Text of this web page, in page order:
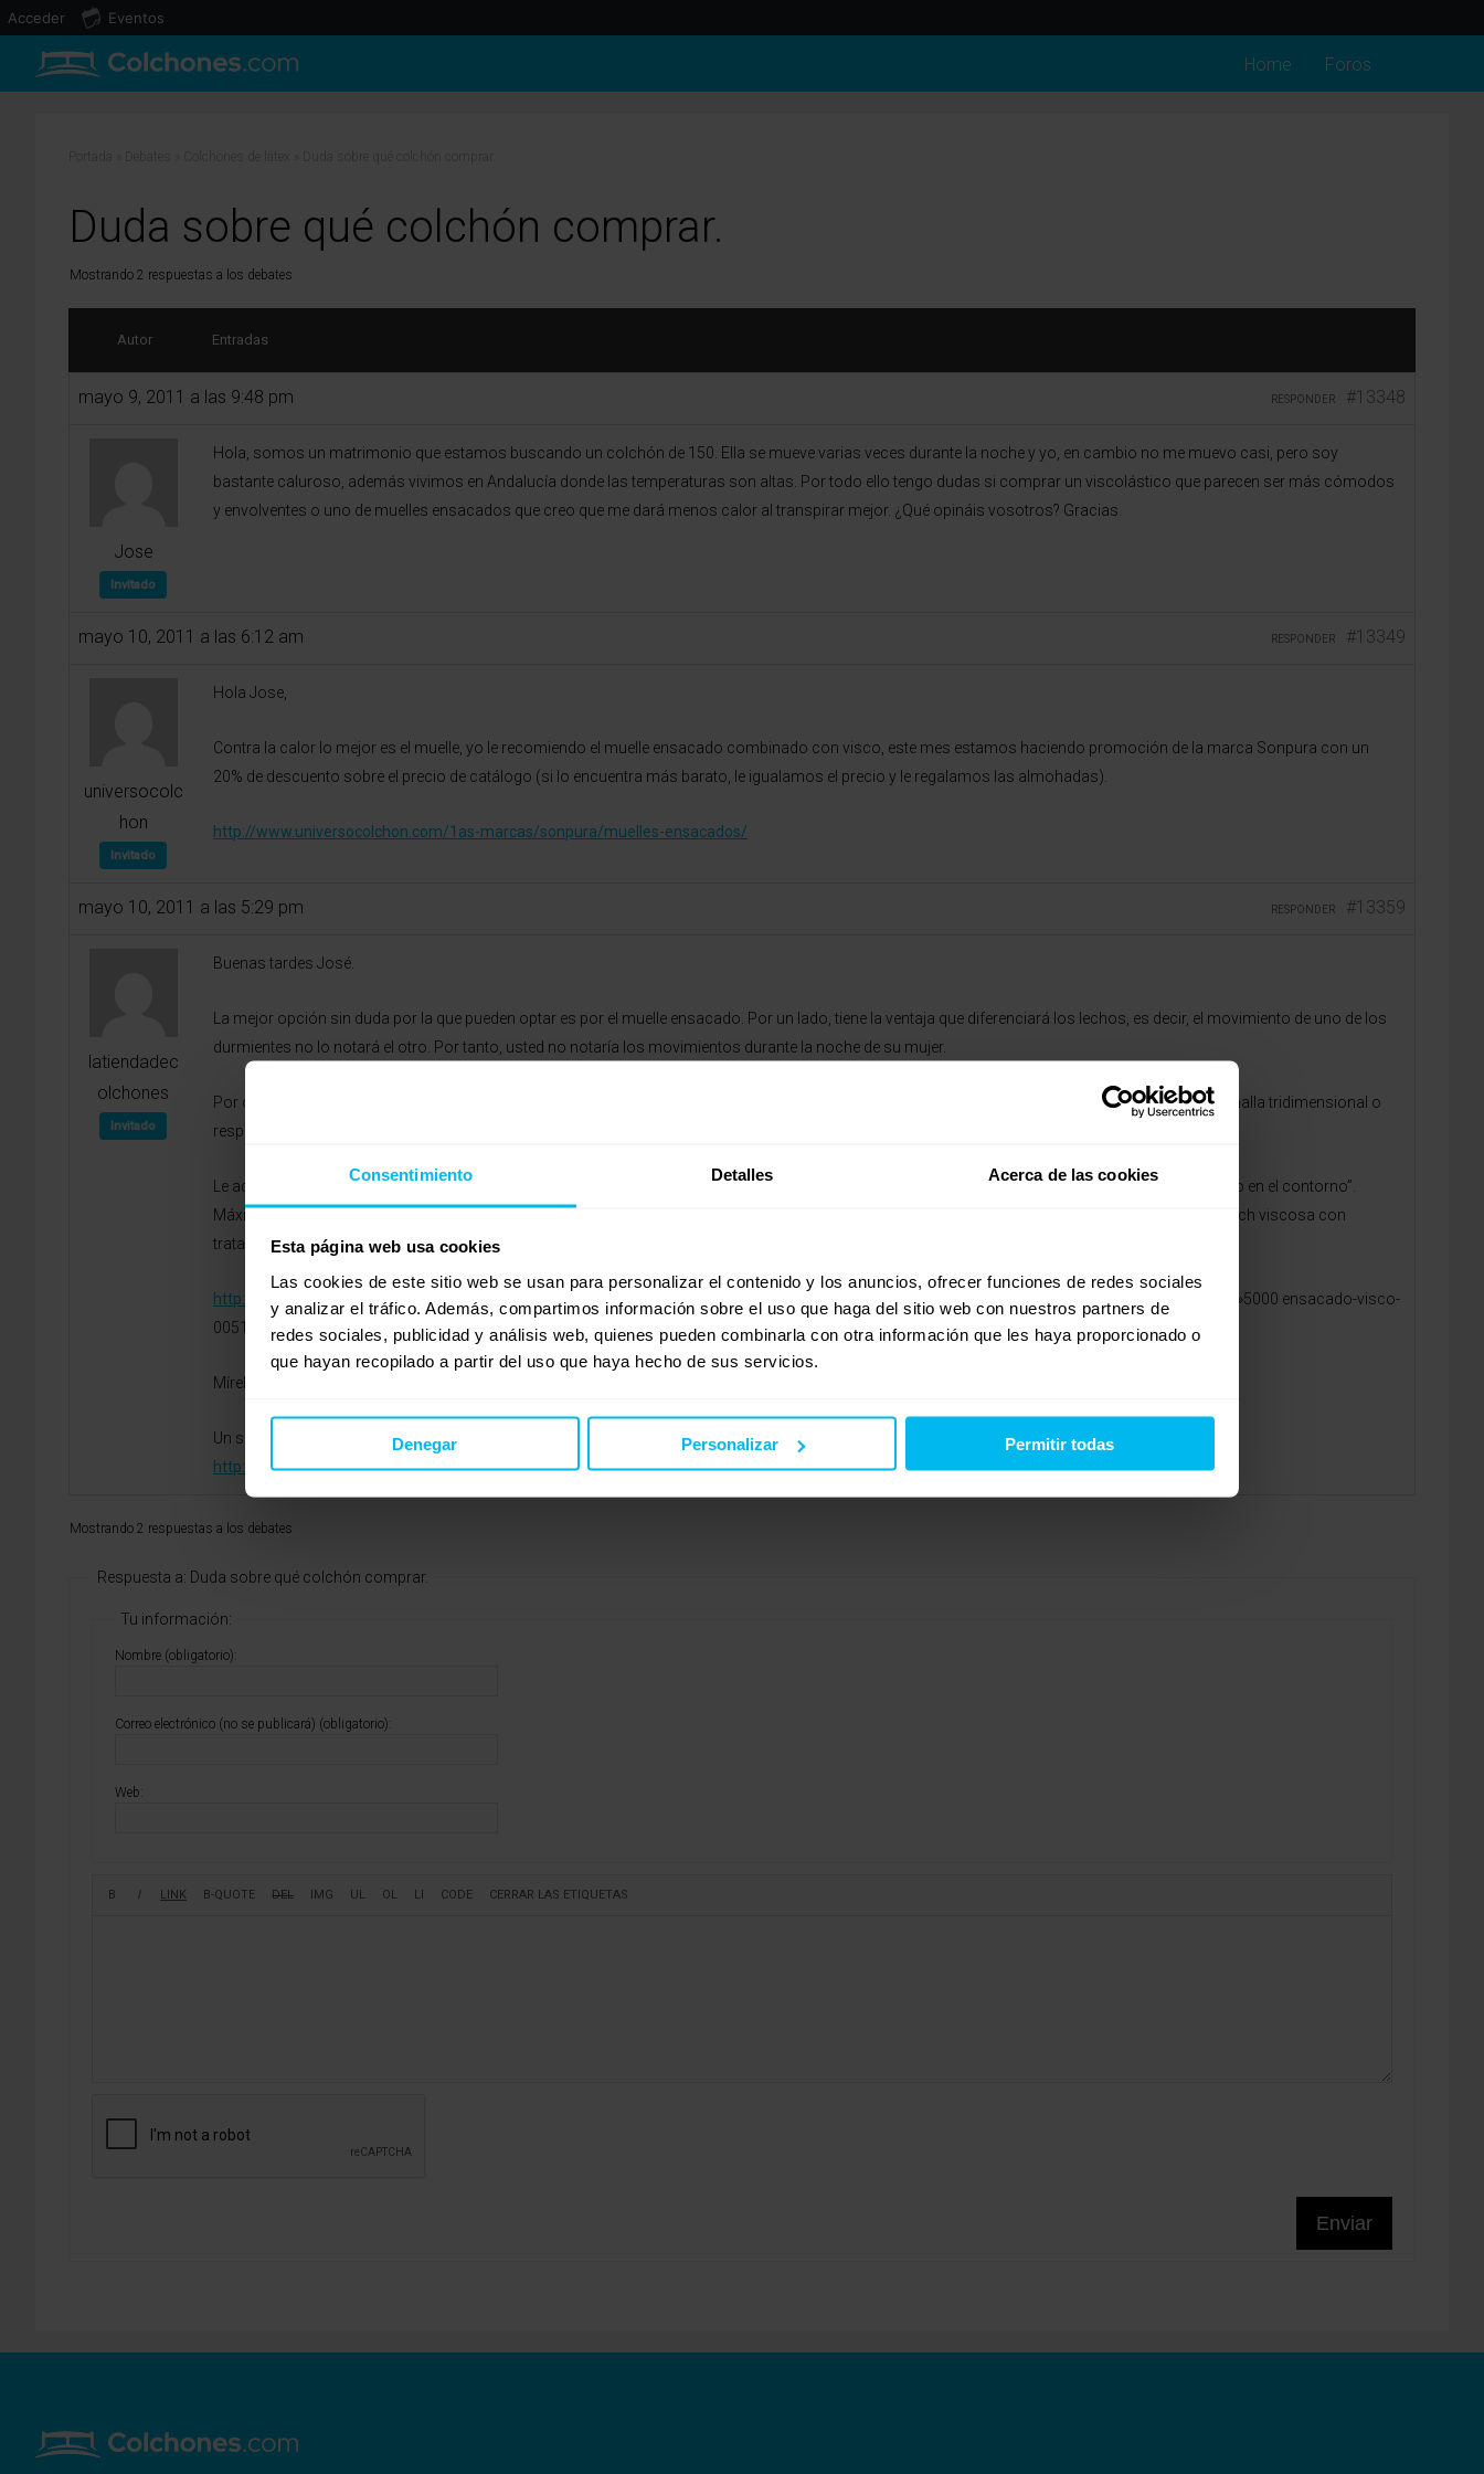
Consentimiento Detalles Acerca de las cookies
Esta página web usa cookies
Las cookies de este sitio web se usan para personalizar el contenido y los anuncios, ofrecer funciones de redes sociales
y analizar el tráfico. Además, compartimos información sobre el uso que haga del sitio web con nuestros partners de
redes sociales, publicidad y análisis web, quienes pueden combinarla con otra información que les haya proporcionado o
que hayan recopilado a partir del uso que haya hecho de sus servicios.
Denegar Personalizar Permitir todas
Home Foros
Duda sobre qué colchón comprar.
Mostrando 2 respuestas a los debates
Autor Entradas
mayo 9, 2011 a las 9:48 pm #13348
RESPONDER
Jose
Invitado
Hola, somos un matrimonio que estamos buscando un colchón de 150. Ella se mueve varias veces durante la noche y yo, en cambio no me muevo casi, pero soy
bastante caluroso, además vivimos en Andalucía donde las temperaturas son altas. Por todo ello tengo dudas si comprar un viscolástico que parecen ser más cómodos
y envolventes o uno de muelles ensacados que creo que me dará menos calor al transpirar mejor. ¿Qué opináis vosotros? Gracias.
mayo 10, 2011 a las 6:12 am #13349
RESPONDER
universocolc
hon
Invitado
Hola Jose,
Contra la calor lo mejor es el muelle, yo le recomiendo el muelle ensacado combinado con visco, este mes estamos haciendo promoción de la marca Sonpura con un
20% de descuento sobre el precio de catálogo (si lo encuentra más barato, le igualamos el precio y le regalamos las almohadas).
http://www.universocolchon.com/1as-marcas/sonpura/muelles-ensacados/
mayo 10, 2011 a las 5:29 pm #13359
RESPONDER
latiendadec
olchones
Invitado
Buenas tardes José.
La mejor opción sin duda por la que pueden optar es por el muelle ensacado. Por un lado, tiene la ventaja que diferenciará los lechos, es decir, el movimiento de uno de los
durmientes no lo notará el otro. Por tanto, usted no notaría los movimientos durante la noche de su mujer.
Por otro lado, el colchón de muelles al estar hueco interiormente, permite que el aire circule libremente por el interior del colchón y se expulse por la malla tridimensional o
respiraderos que incorporan estos colchones en su interior, facilitando que el colchón en ningún momento pueda llegar a dar calor.
Le adjunto el enlace del colchón modelo 5000 Ensacado Visco, un colchón de 27 cm. de altura, núcleo de muelles ensacados “con varilla de refuerzo en el contorno”.
Máxima durabilidad y confort total en un núcleo de muelles. Incorpora en el acolchado Tapa-Tapa, 20 mm. de material viscoelástico en un tejido Strech viscosa con
tratamientos y certificados Oko-Tex.
http://www.latiendadecolchones.com/epages/ea6409.sf/es_ES/?ObjectPath=/Shops/ea6409/Products/»5000
ENSACADO-VISCO»/SubProducts/»5000 ensacado-visco-
0051″
Mírelo y si tiene cualquier tipo de duda o consulta, puede hacérnosla llegar por mail a
Un saludo.
http://www.latiendadecolchones.com
Mostrando 2 respuestas a los debates
Respuesta a: Duda sobre qué colchón comprar.
Tu información:
Nombre (obligatorio):
Correo electrónico (no se publicará) (obligatorio):
Web:
Enviar
Acceder Eventos